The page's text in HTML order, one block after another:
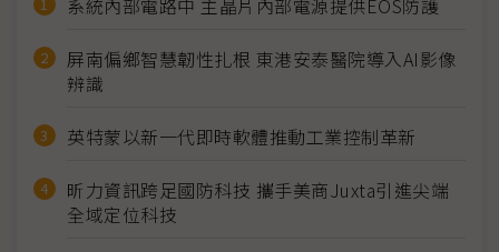
屏南偏鄉智慧韌性扎根 東港安泰醫院導入AI影像
辨識
英特蒙以新一代即時軟體推動工業控制革新
昕力資訊跨足國防科技 攜手美商Juxta引進尖端
全域定位科技